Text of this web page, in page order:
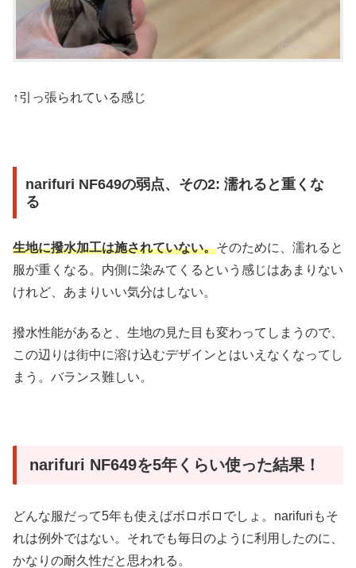
↑引っ張られている感じ
narifuri NF649の弱点、その2: 濡れると重くな
る
生地に撥水加工は施されていない。そのために、濡れると
服が重くなる。内側に染みてくるという感じはあまりない
けれど、あまりいい気分はしない。
撥水性能があると、生地の見た目も変わってしまうので、
この辺りは街中に溶け込むデザインとはいえなくなってし
まう。バランス難しい。
narifuri NF649を5年くらい使った結果！
どんな服だって5年も使えばボロボロでしょ。narifuriもそ
れは例外ではない。それでも毎日のように利用したのに、
かなりの耐久性だと思われる。